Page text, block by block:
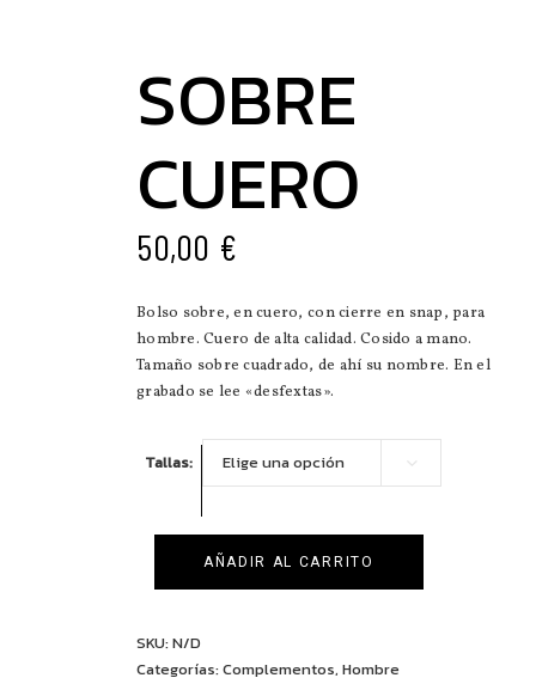
SOBRE
CUERO
50,00 €
Bolso sobre, en cuero, con cierre en snap, para
hombre. Cuero de alta calidad. Cosido a mano.
Tamaño sobre cuadrado, de ahí su nombre. En el
grabado se lee «desfextas».
Tallas Elige una opción
AÑADIR AL CARRITO
SKU:N/D
Categorías:Complementos, Hombre